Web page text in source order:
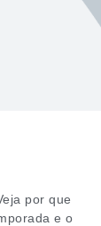
por que
e o